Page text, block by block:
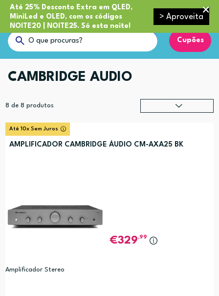
Até 25% Desconto Extra em QLED,
MiniLed e OLED, com os códigos
NOITE20 | NOITE25. Só esta noite!
> Aproveita
Cupões
CAMBRIDGE AUDIO
8 de 8 produtos
Até 10x Sem Juros
AMPLIFICADOR CAMBRIDGE ÁUDIO CM-AXA25 BK
Amplificador Stereo
329,99